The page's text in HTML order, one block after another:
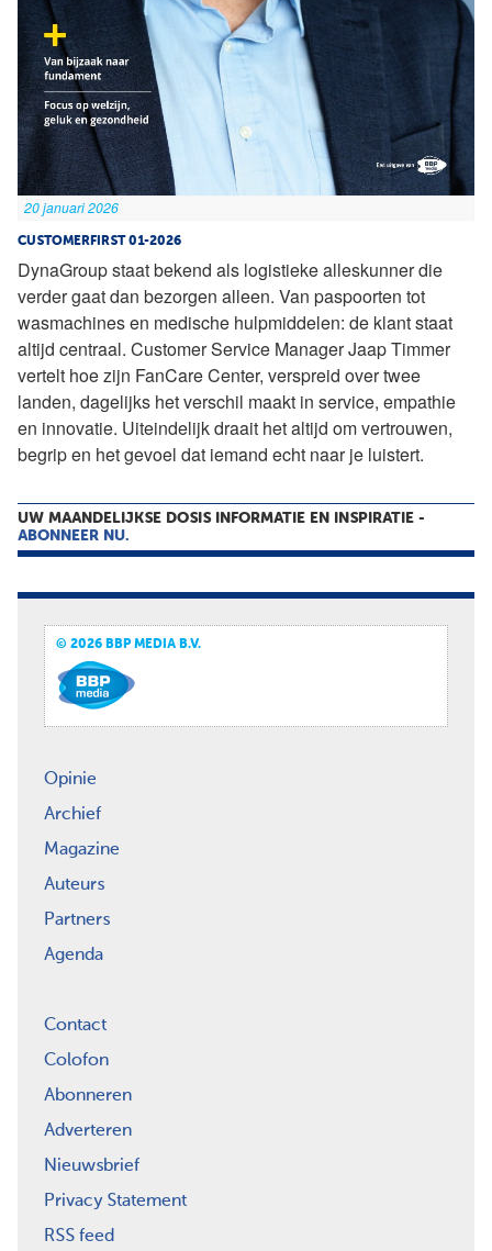
20 januari 2026
CUSTOMERFIRST 01-2026
DynaGroup staat bekend als logistieke alleskunner die
verder gaat dan bezorgen alleen. Van paspoorten tot
wasmachines en medische hulpmiddelen: de klant staat
altijd centraal. Customer Service Manager Jaap Timmer
vertelt hoe zijn FanCare Center, verspreid over twee
landen, dagelijks het verschil maakt in service, empathie
en innovatie. Uiteindelijk draait het altijd om vertrouwen,
begrip en het gevoel dat iemand echt naar je luistert.
UW MAANDELIJKSE DOSIS INFORMATIE EN INSPIRATIE -
ABONNEER NU.
© 2026 BBP MEDIA B.V.
Opinie
Archief
Magazine
Auteurs
Partners
Agenda
Contact
Colofon
Abonneren
Adverteren
Nieuwsbrief
Privacy Statement
RSS feed